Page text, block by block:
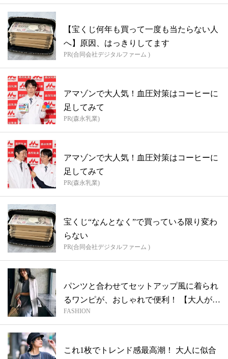
【宝くじ何年も買って一度も当たらない人
へ】原因、はっきりしてます
PR(合同会社デジタルファーム )
アマゾンで大人気！血圧対策はコーヒーに
足してみて
PR(森永乳業)
アマゾンで大人気！血圧対策はコーヒーに
足してみて
PR(森永乳業)
宝くじ“なんとなく”で買っている限り変わ
らない
PR(合同会社デジタルファーム )
パンツと合わせてセットアップ風に着られ
るワンピが、おしゃれで便利！ 【大人がア
ガ...
FASHION
これ1枚でトレンド感最高潮！ 大人に似合